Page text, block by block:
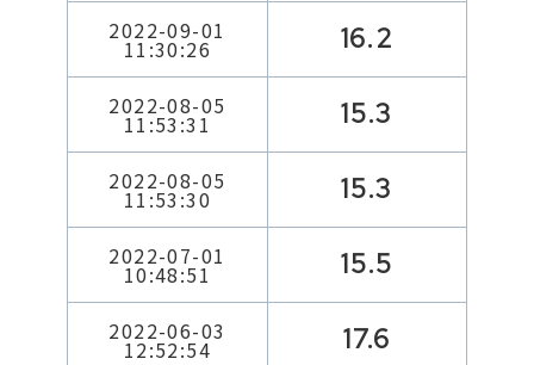
2022-09-01
11:30:26 16.2
2022-08-05
11:53:31 15.3
2022-08-05
11:53:30 15.3
2022-07-01
10:48:51 15.5
2022-06-03
12:52:54 17.6